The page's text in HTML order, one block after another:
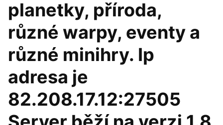
planetky, příroda,
různé warpy, eventy a
různé minihry. Ip
adresa je
82.208.17.12:27505